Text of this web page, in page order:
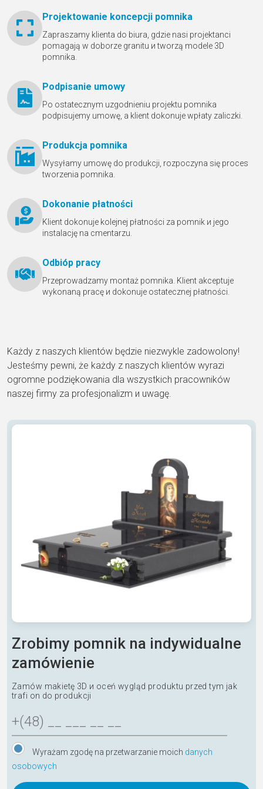
Projektowanie koncepcji pomnika
Zapraszamy klienta do biura, gdzie nasi projektanci
pomagają w doborze granitu и tworzą modele 3D
pomnika.
Podpisanie umowy
Po ostatecznym uzgodnieniu projektu pomnika
podpisujemy umowę, a klient dokonuje wpłaty zaliczki.
Produkcja pomnika
Wysyłamy umowę do produkcji, rozpoczyna się proces
tworzenia pomnika.
Dokonanie płatności
Klient dokonuje kolejnej płatności za pomnik и jego
instalację na cmentarzu.
Odbióр pracy
Przeprowadzamy montaż pomnika. Klient akceptuje
wykonaną pracę и dokonuje ostatecznej płatności.
Każdy z naszych klientów będzie niezwykle zadowolony!
Jesteśmy pewni, że każdy z naszych klientów wyrazi
ogromne podziękowania dla wszystkich pracowników
naszej firmy za profesjonalizm и uwagę.
Zrobimy pomnik na indywidualne
zamówienie
Zamów makietę 3D и oceń wygląd produktu przed tym jak
trafi on do produkcji
Wyrażam zgodę na przetwarzanie moich danych
osobowych